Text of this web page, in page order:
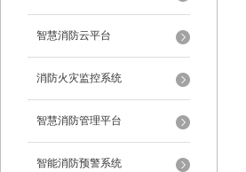
智慧消防云平台
消防火灾监控系统
智慧消防管理平台
智能消防预警系统